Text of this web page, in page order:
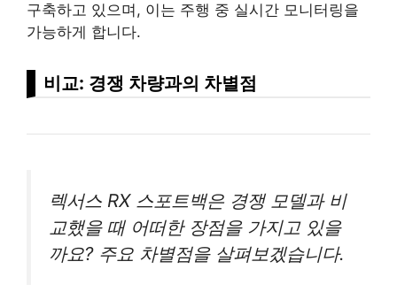
구축하고 있으며, 이는 주행 중 실시간 모니터링을
가능하게 합니다.
비교: 경쟁 차량과의 차별점
렉서스 RX 스포트백은 경쟁 모델과 비
교했을 때 어떠한 장점을 가지고 있을
까요? 주요 차별점을 살펴보겠습니다.